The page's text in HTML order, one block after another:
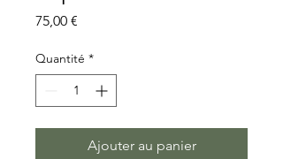
75,00 €
Quantité *
Ajouter au panier